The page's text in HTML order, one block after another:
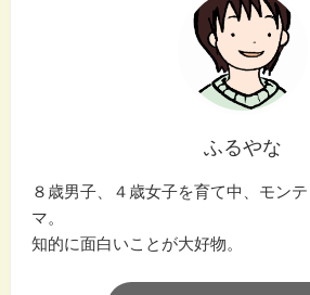
ふるやな
８歳男子、４歳女子を育て中、モン
マ。
知的に面白いことが大好物。